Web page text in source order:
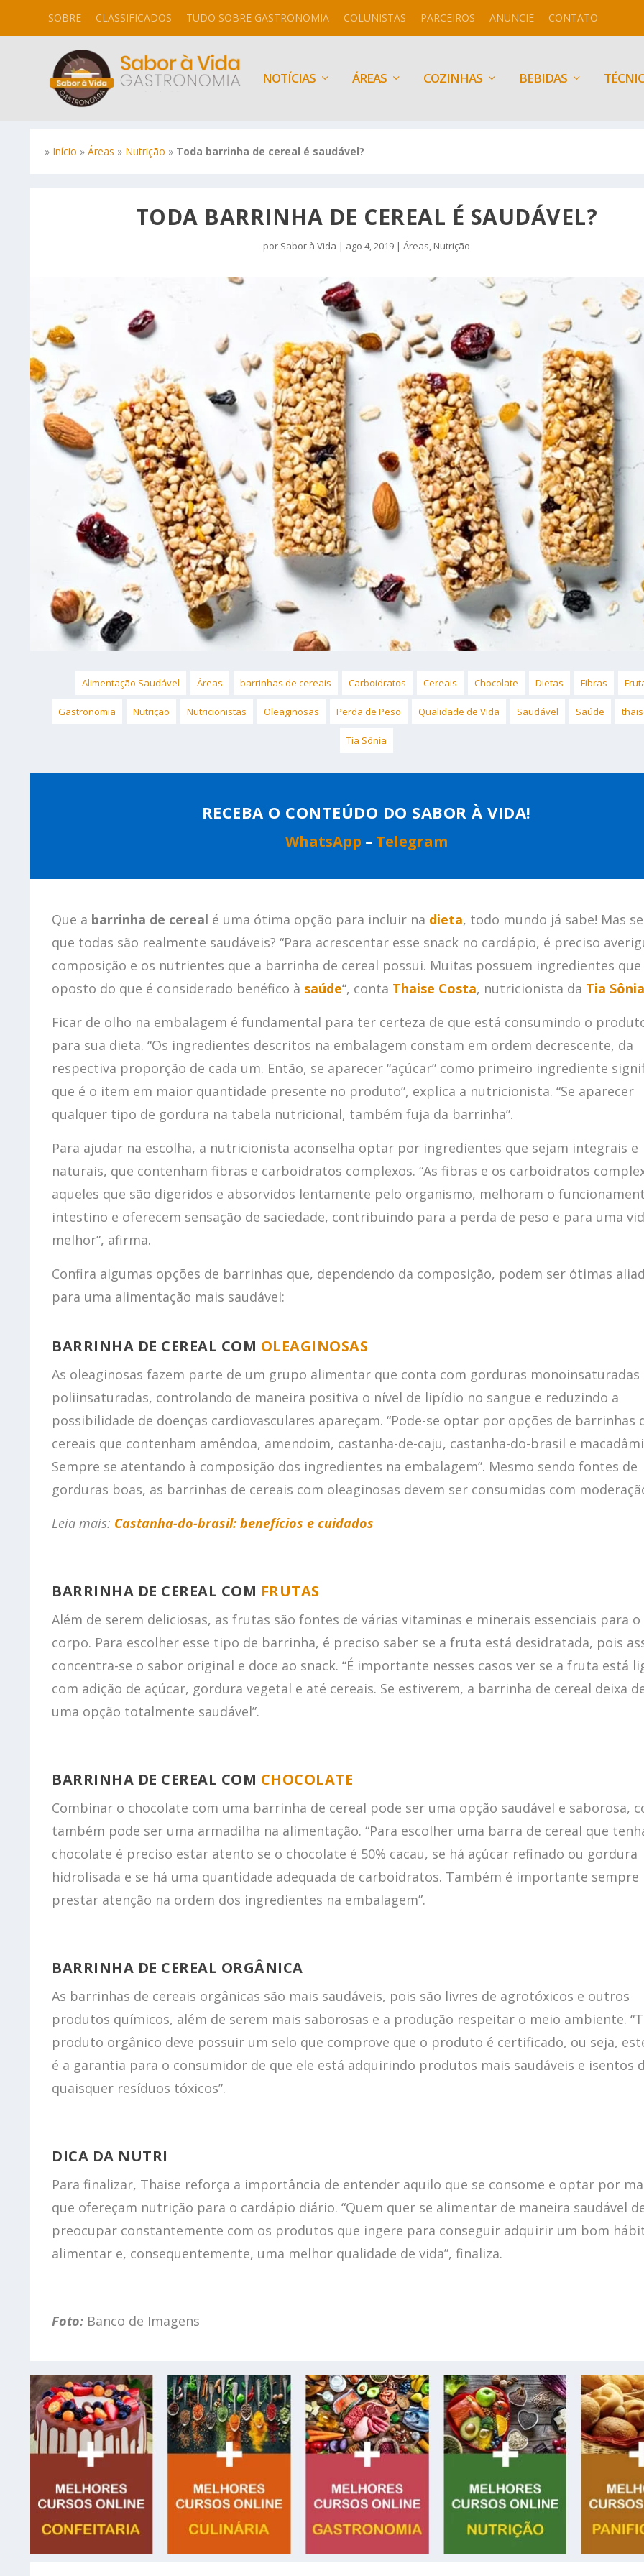
SOBRE CLASSIFICADOS TUDO SOBRE GASTRONOMIA COLUNISTAS PARCEIROS ANUNCIE CONTATO
NOTÍCIAS ÁREAS COZINHAS BEBIDAS
» Início » Áreas » Nutrição » Toda barrinha de cereal é saudável?
TODA BARRINHA DE CEREAL É SAUDÁVEL?
por Sabor à Vida | ago 4, 2019| Áreas, Nutrição
Alimentação Saudável Áreas barrinhas de cereais Carboidratos Cereais Chocolate Dietas Fibras
Gastronomia Nutrição Nutricionistas Oleaginosas Perda de Peso Qualidade de Vida Saudável Saúde
Tia Sônia
RECEBA O CONTEÚDO DO SABOR À VIDA!
WhatsApp – Telegram
Que a barrinha de cereal é uma ótima opção para incluir na dieta, todo mundo já sabe! Mas
que todas são realmente saudáveis? “Para acrescentar esse snack no cardápio, é preciso
composição e os nutrientes que a barrinha de cereal possui. Muitas possuem ingredientes que
oposto do que é considerado benéfico à saúde“, conta Thaise Costa, nutricionista da Tia Sônia
Ficar de olho na embalagem é fundamental para ter certeza de que está consumindo o
para sua dieta. “Os ingredientes descritos na embalagem constam em ordem decrescente, da
respectiva proporção de cada um. Então, se aparecer “açúcar” como primeiro ingrediente
que é o item em maior quantidade presente no produto”, explica a nutricionista. “Se aparecer
qualquer tipo de gordura na tabela nutricional, também fuja da barrinha”.
Para ajudar na escolha, a nutricionista aconselha optar por ingredientes que sejam integrais e
naturais, que contenham fibras e carboidratos complexos. “As fibras e os carboidratos
aqueles que são digeridos e absorvidos lentamente pelo organismo, melhoram o
intestino e oferecem sensação de saciedade, contribuindo para a perda de peso e para uma
melhor”, afirma.
Confira algumas opções de barrinhas que, dependendo da composição, podem ser ótimas
para uma alimentação mais saudável:
BARRINHA DE CEREAL COM OLEAGINOSAS
As oleaginosas fazem parte de um grupo alimentar que conta com gorduras monoinsaturadas
poliinsaturadas, controlando de maneira positiva o nível de lipídio no sangue e reduzindo a
possibilidade de doenças cardiovasculares apareçam. “Pode-se optar por opções de barrinhas
cereais que contenham amêndoa, amendoim, castanha-de-caju, castanha-do-brasil e
Sempre se atentando à composição dos ingredientes na embalagem”. Mesmo sendo fontes de
gorduras boas, as barrinhas de cereais com oleaginosas devem ser consumidas com
Leia mais: Castanha-do-brasil: benefícios e cuidados
BARRINHA DE CEREAL COM FRUTAS
Além de serem deliciosas, as frutas são fontes de várias vitaminas e minerais essenciais para o
corpo. Para escolher esse tipo de barrinha, é preciso saber se a fruta está desidratada, pois
concentra-se o sabor original e doce ao snack. “É importante nesses casos ver se a fruta está
com adição de açúcar, gordura vegetal e até cereais. Se estiverem, a barrinha de cereal deixa
uma opção totalmente saudável”.
BARRINHA DE CEREAL COM CHOCOLATE
Combinar o chocolate com uma barrinha de cereal pode ser uma opção saudável e saborosa,
também pode ser uma armadilha na alimentação. “Para escolher uma barra de cereal que
chocolate é preciso estar atento se o chocolate é 50% cacau, se há açúcar refinado ou gordura
hidrolisada e se há uma quantidade adequada de carboidratos. Também é importante sempre
prestar atenção na ordem dos ingredientes na embalagem”.
BARRINHA DE CEREAL ORGÂNICA
As barrinhas de cereais orgânicas são mais saudáveis, pois são livres de agrotóxicos e outros
produtos químicos, além de serem mais saborosas e a produção respeitar o meio ambiente.
produto orgânico deve possuir um selo que comprove que o produto é certificado, ou seja,
é a garantia para o consumidor de que ele está adquirindo produtos mais saudáveis e isentos
quaisquer resíduos tóxicos”.
DICA DA NUTRI
Para finalizar, Thaise reforça a importância de entender aquilo que se consome e optar por
que ofereçam nutrição para o cardápio diário. “Quem quer se alimentar de maneira saudável
preocupar constantemente com os produtos que ingere para conseguir adquirir um bom
alimentar e, consequentemente, uma melhor qualidade de vida”, finaliza.
Foto: Banco de Imagens